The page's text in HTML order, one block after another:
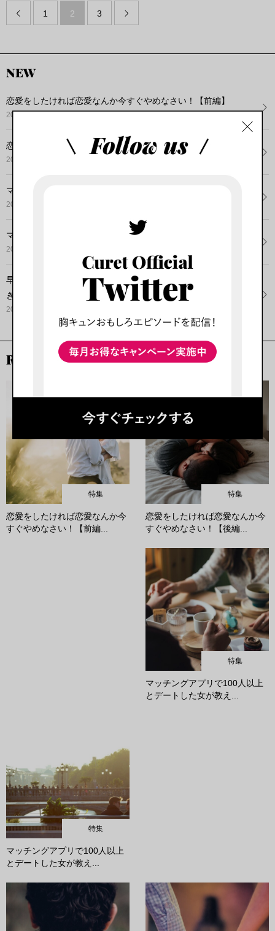
 1 2 3 
NEW
恋愛をしたければ恋愛なんか今すぐやめなさい！【前編】
2022.07.18
恋愛をしたければ恋愛なんか今すぐやめなさい！【後編】
2022.07.16
マッチングアプリで100人以上とデートした女が教える！東...
2022.06.22
マッチングアプリで100人以上とデートした女が教える！東...
2022.06.20
早く気付いたもの勝ち！？幸せな恋愛や結婚のためにするべ
き...
2022.04.30
RECOMMEND
特集
恋愛をしたければ恋愛なんか今
すぐやめなさい！【前編...
特集
恋愛をしたければ恋愛なんか今
すぐやめなさい！【後編...
特集
マッチングアプリで100人以上
とデートした女が教え...
特集
マッチングアプリで100人以上
とデートした女が教え...